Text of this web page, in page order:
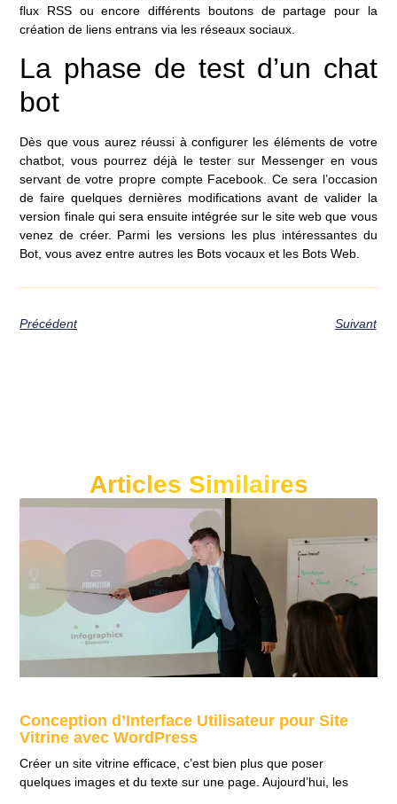
flux RSS ou encore différents boutons de partage pour la
création de liens entrans via les réseaux sociaux.
La phase de test d’un chat
bot
Dès que vous aurez réussi à configurer les éléments de votre
chatbot, vous pourrez déjà le tester sur Messenger en vous
servant de votre propre compte Facebook. Ce sera l’occasion
de faire quelques dernières modifications avant de valider la
version finale qui sera ensuite intégrée sur le site web que vous
venez de créer. Parmi les versions les plus intéressantes du
Bot, vous avez entre autres les Bots vocaux et les Bots Web.
Précédent Suivant
Articles Similaires
Conception d’Interface Utilisateur pour Site
Vitrine avec WordPress
Créer un site vitrine efficace, c’est bien plus que poser
quelques images et du texte sur une page. Aujourd’hui, les